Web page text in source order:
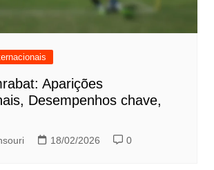
Aparições
Desempenhos chave,
18/02/2026 0